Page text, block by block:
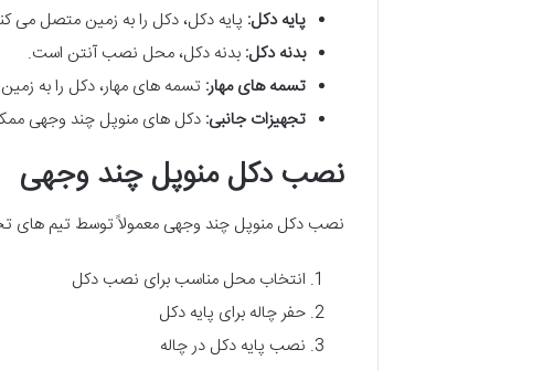
پایه دکل: پایه دکل، دکل را به زمین متصل می
بدنه دکل: بدنه دکل، محل نصب آنتن است.
تسمه های مهار: تسمه های مهار، دکل را به
تجهیزات جانبی: دکل های منوپل چند وجهی
نصب دکل منوپل چند وجهی
نصب دکل منوپل چند وجهی معمولاً توسط تیم های
انتخاب محل مناسب برای نصب دکل
حفر چاله برای پایه دکل
نصب پایه دکل در چاله